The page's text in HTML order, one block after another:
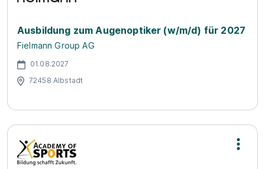
Ausbildung zum Augenoptiker (w/m/d) für 2027
Fielmann Group AG
01.08.2027
72458 Albstadt